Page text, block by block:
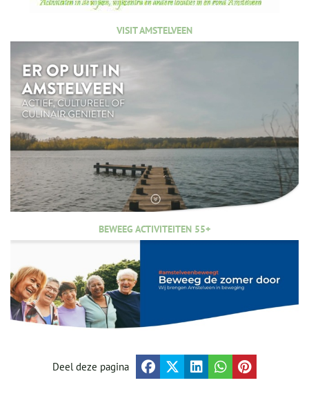
VISIT AMSTELVEEN
BEWEEG ACTIVITEITEN 55+
Deel deze pagina